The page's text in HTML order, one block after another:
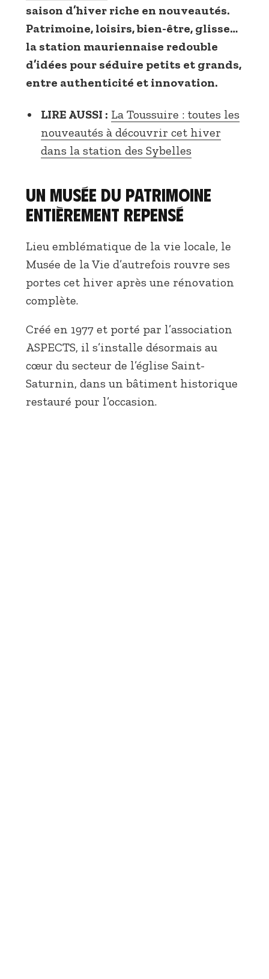
saison d’hiver riche en nouveautés.
Patrimoine, loisirs, bien-être, glisse…
la station mauriennaise redouble
d’idées pour séduire petits et grands,
entre authenticité et innovation.
LIRE AUSSI : La Toussuire : toutes les
nouveautés à découvrir cet hiver
dans la station des Sybelles
Un musée du patrimoine
entièrement repensé
Lieu emblématique de la vie locale, le
Musée de la Vie d’autrefois rouvre ses
portes cet hiver après une rénovation
complète.
Créé en 1977 et porté par l’association
ASPECTS, il s’installe désormais au
cœur du secteur de l’église Saint-
Saturnin, dans un bâtiment historique
restauré pour l’occasion.